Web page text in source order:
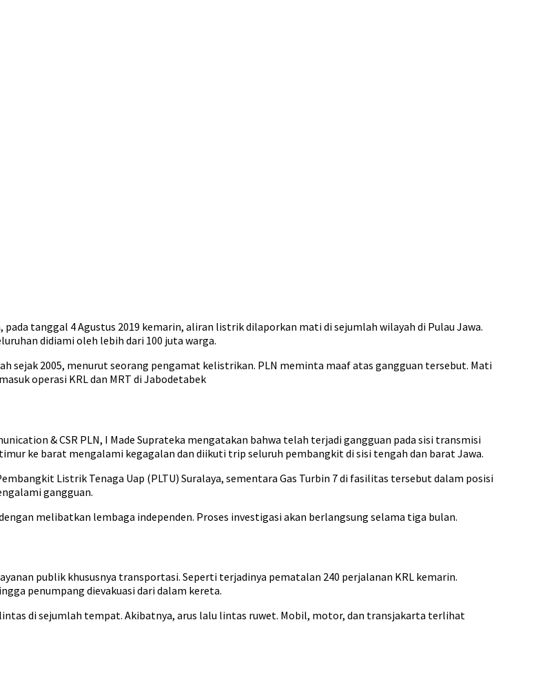
tanggal 4 Agustus 2019 kemarin, aliran listrik dilaporkan mati di sejumlah wilayah di Pulau Jawa.
didiami oleh lebih dari 100 juta warga.
sejak 2005, menurut seorang pengamat kelistrikan. PLN meminta maaf atas gangguan tersebut. Mati
operasi KRL dan MRT di Jabodetabek
& CSR PLN, I Made Suprateka mengatakan bahwa telah terjadi gangguan pada sisi transmisi
ke barat mengalami kegagalan dan diikuti trip seluruh pembangkit di sisi tengah dan barat Jawa.
Listrik Tenaga Uap (PLTU) Suralaya, sementara Gas Turbin 7 di fasilitas tersebut dalam posisi
gangguan.
melibatkan lembaga independen. Proses investigasi akan berlangsung selama tiga bulan.
publik khususnya transportasi. Seperti terjadinya pematalan 240 perjalanan KRL kemarin.
penumpang dievakuasi dari dalam kereta.
di sejumlah tempat. Akibatnya, arus lalu lintas ruwet. Mobil, motor, dan transjakarta terlihat